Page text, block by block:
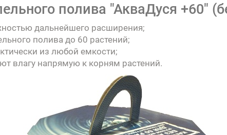
полива "АкваДуся +60"
дальнейшего расширения;
полива до 60 растений;
из любой емкости;
влагу напрямую к корням растений.